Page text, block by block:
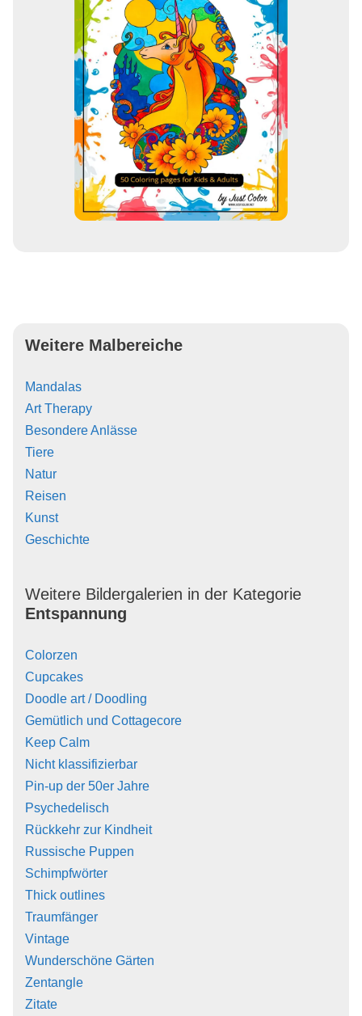
Weitere Malbereiche
Mandalas
Art Therapy
Besondere Anlässe
Tiere
Natur
Reisen
Kunst
Geschichte
Weitere Bildergalerien in der Kategorie
Entspannung
Colorzen
Cupcakes
Doodle art / Doodling
Gemütlich und Cottagecore
Keep Calm
Nicht klassifizierbar
Pin-up der 50er Jahre
Psychedelisch
Rückkehr zur Kindheit
Russische Puppen
Schimpfwörter
Thick outlines
Traumfänger
Vintage
Wunderschöne Gärten
Zentangle
Zitate